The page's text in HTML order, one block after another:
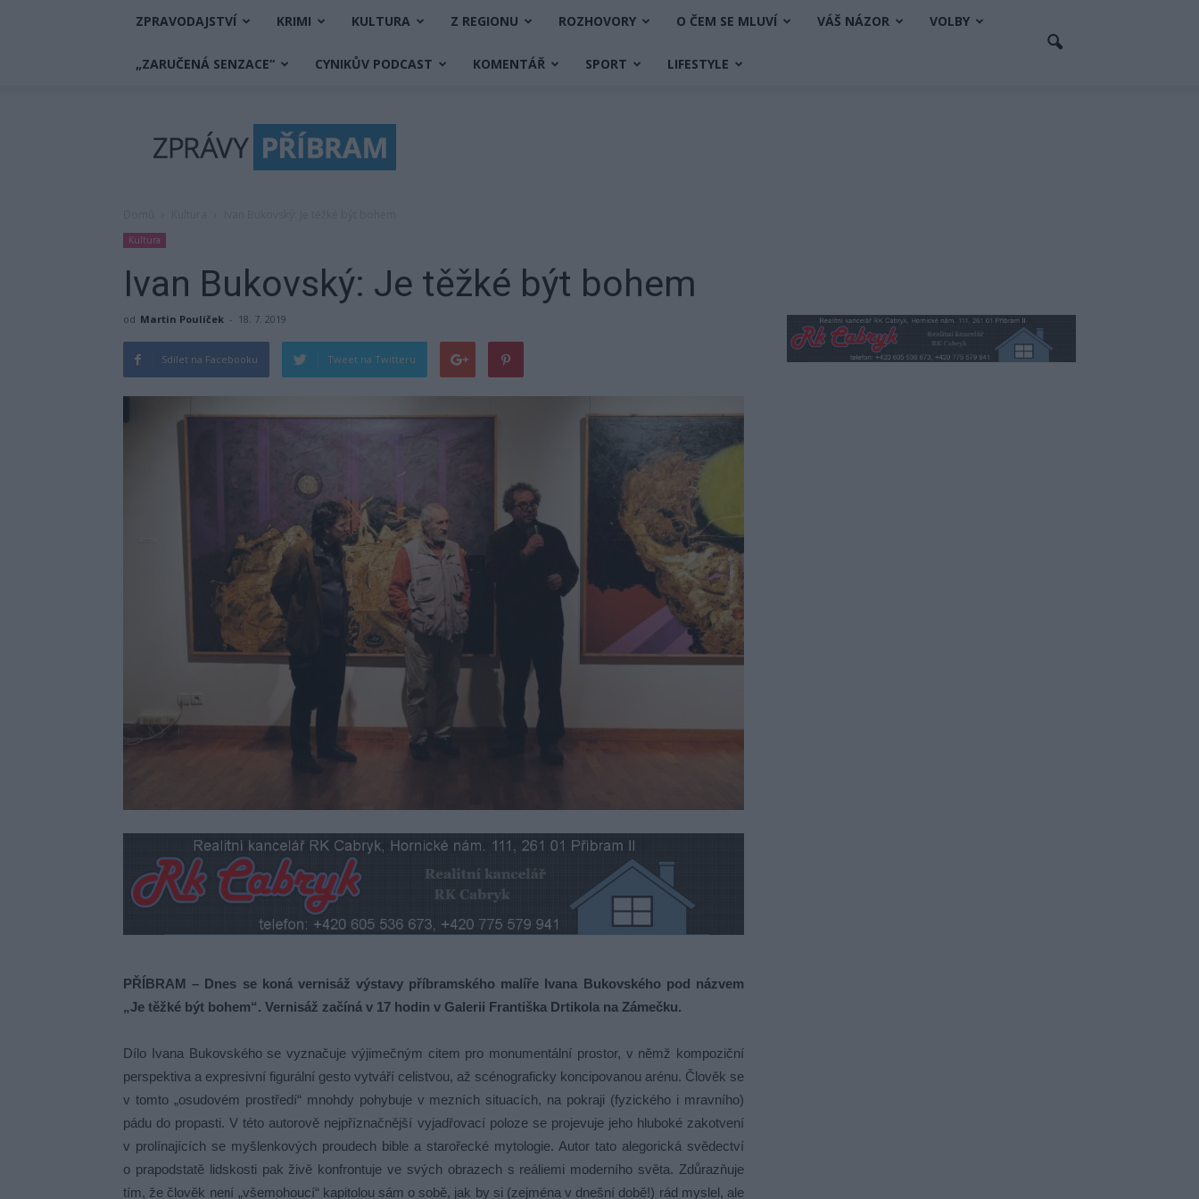
ZPRAVODAJSTVÍ KRIMI KULTURA Z REGIONU ROZHOVORY O ČEM SE MLUVÍ VÁŠ NÁZOR VOLBY
„ZARUČENÁ SENZACE“ CYNIKŮV PODCAST KOMENTÁŘ SPORT LIFESTYLE
Příbram
Kultura
Ivan Bukovský: Je těžké být bohem
od Martin Poulíček - 18. 7. 2019
Sdílet na Facebooku Tweet na Twitteru
PŘÍBRAM – Dnes se koná vernisáž výstavy příbramského malíře Ivana Bukovského pod názvem
„Je těžké být bohem“. Vernisáž začíná v 17 hodin v Galerii Františka Drtikola na Zámečku.
Dílo Ivana Bukovského se vyznačuje výjimečným citem pro monumentální prostor, v němž kompoziční
perspektiva a expresivní figurální gesto vytváří celistvou, až scénograficky koncipovanou arénu. Člověk se
v tomto „osudovém prostředí“ mnohdy pohybuje v mezních situacích, na pokraji (fyzického i mravního)
pádu do propasti. V této autorově nejpříznačnější vyjadřovací poloze se projevuje jeho hluboké zakotvení
v prolínajících se myšlenkových proudech bible a starořecké mytologie. Autor tato alegorická svědectví
o prapodstatě lidskosti pak živě konfrontuje ve svých obrazech s reáliemi moderního světa. Zdůrazňuje
tím, že člověk není „všemohoucí“ kapitolou sám o sobě, jak by si (zejména v dnešní době!) rád myslel, ale